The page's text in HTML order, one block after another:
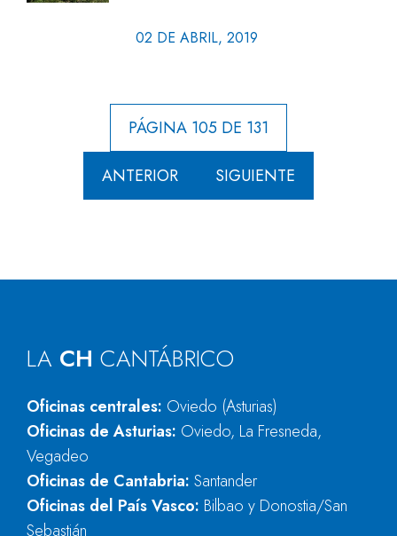
02 DE ABRIL, 2019
PÁGINA 105 DE 131
ANTERIOR SIGUIENTE
LA CH CANTÁBRICO
Oficinas centrales: Oviedo (Asturias)
Oficinas de Asturias: Oviedo, La Fresneda,
Vegadeo
Oficinas de Cantabria: Santander
Oficinas del País Vasco: Bilbao y Donostia/San
Sebastián